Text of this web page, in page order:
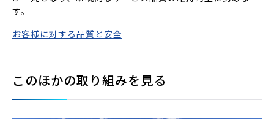
す。
お客様に対する品質と安全
このほかの取り組みを見る